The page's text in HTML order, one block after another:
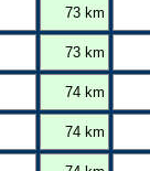
73 km
73 km
74 km
74 km